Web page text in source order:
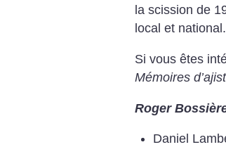
la scission de
local et national.
Si vous êtes
Mémoires
Roger
Daniel